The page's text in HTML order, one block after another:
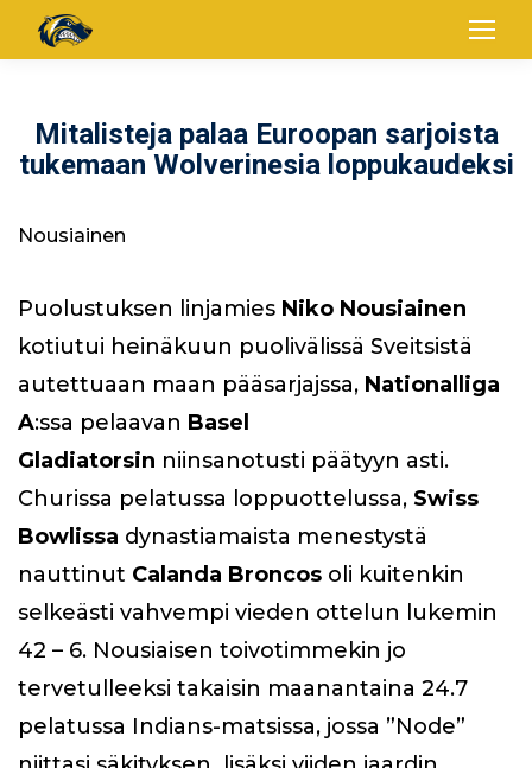
Mitalisteja palaa Euroopan sarjoista
tukemaan Wolverinesia loppukaudeksi
Nousiainen
Puolustuksen linjamies Niko Nousiainen
kotiutui heinäkuun puolivälissä Sveitsistä
autettuaan maan pääsarjajssa, Nationalliga
A:ssa pelaavan Basel
Gladiatorsin niinsanotusti päätyyn asti.
Churissa pelatussa loppuottelussa, Swiss
Bowlissa dynastiamaista menestystä
nauttinut Calanda Broncos oli kuitenkin
selkeästi vahvempi vieden ottelun lukemin
42 – 6. Nousiaisen toivotimmekin jo
tervetulleeksi takaisin maanantaina 24.7
pelatussa Indians-matsissa, jossa ”Node”